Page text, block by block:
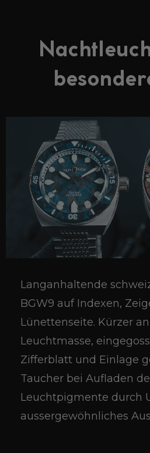
Langanhaltende
BGW9 auf Indexen,
Lünettenseite. Kürzer
Leuchtmasse,
Zifferblatt und Einlage
Taucher bei Aufladen
Leuchtpigmente durch
aussergewöhnliches